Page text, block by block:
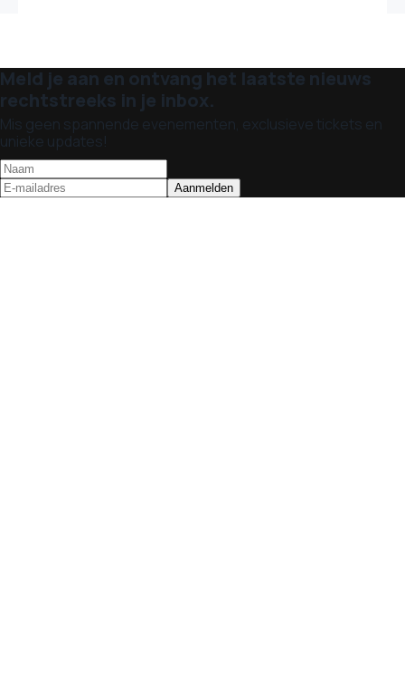
Meld je aan en ontvang het laatste nieuws
rechtstreeks in je inbox.
Mis geen spannende evenementen, exclusieve tickets en
unieke updates!